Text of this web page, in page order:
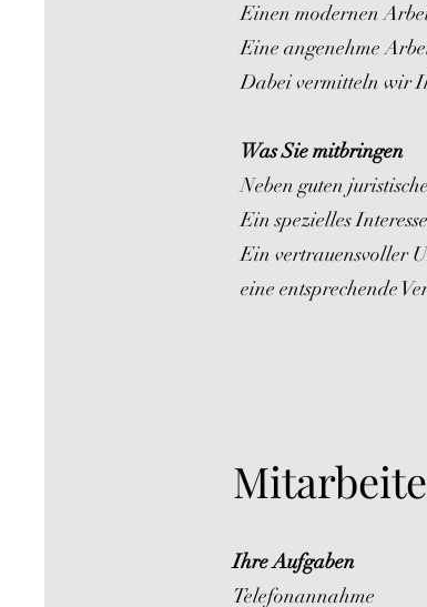
Einen modernen
Eine angenehme
Dabei vermitteln wir
Was Sie mitbringen
Neben guten
Ein spezielles
Ein vertrauensvoller
eine entsprechende
Ihre Aufgaben
Telefonannahme